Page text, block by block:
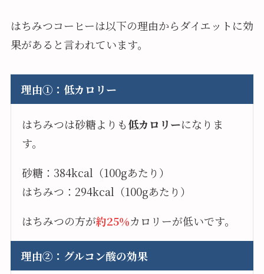
はちみつコーヒーは以下の理由からダイエットに効
果があると言われています。
理由①：低カロリー
はちみつは砂糖よりも低カロリーになりま
す。
砂糖：384kcal（100gあたり）
はちみつ：294kcal（100gあたり）
はちみつの方が約25％カロリーが低いです。
理由②：グルコン酸の効果